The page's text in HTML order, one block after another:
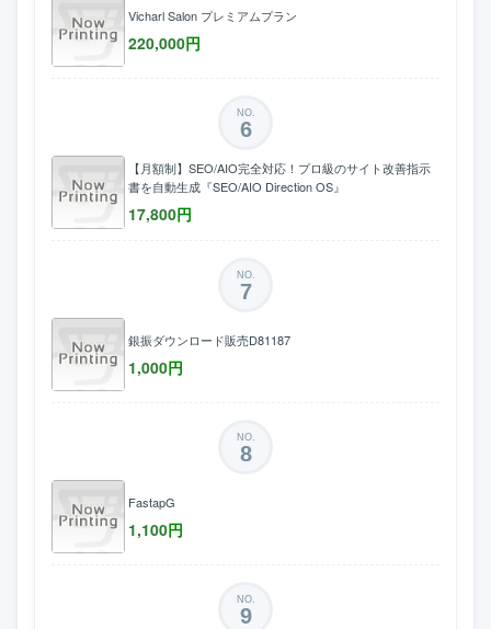
Vicharl Salon プレミアムプラン
220,000円
NO.
6
【月額制】SEO/AIO完全対応！プロ級のサイト改善指示
書を自動生成『SEO/AIO Direction OS』
17,800円
NO.
7
銀振ダウンロード販売D81187
1,000円
NO.
8
FastapG
1,100円
NO.
9